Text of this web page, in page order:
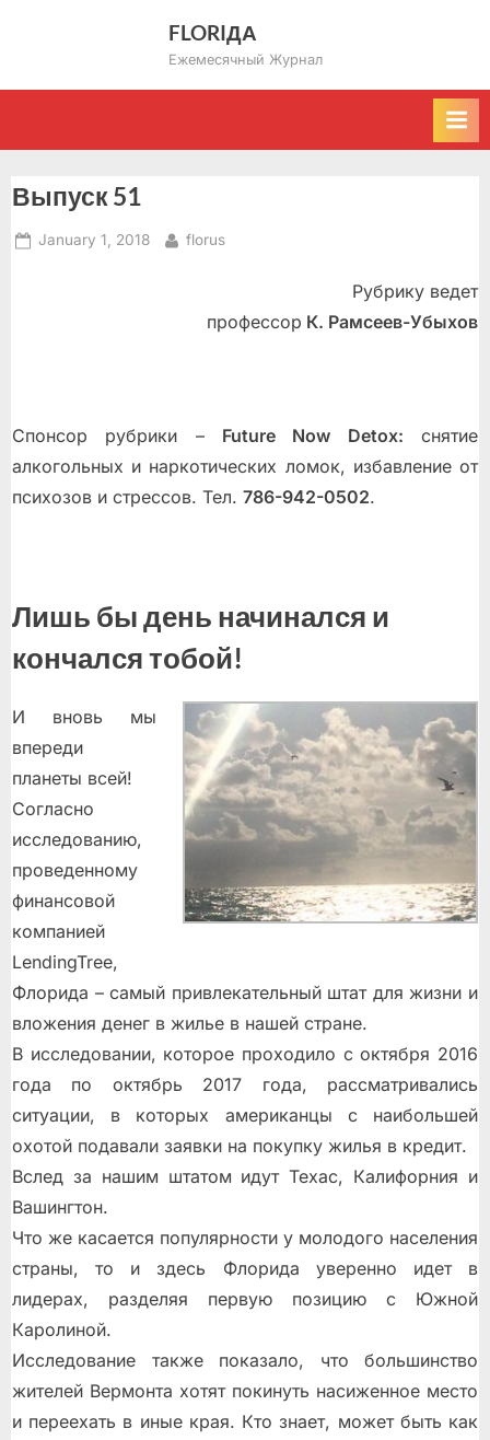
FLORIДА
Ежемесячный Журнал
Выпуск 51
Posted
January 1, 2018 By
florus
Рубрику ведет
профессор К. Рамсеев-Убыхов
Спонсор рубрики – Future Now Detox: снятие
алкогольных и наркотических ломок, избавление от
психозов и стрессов. Тел. 786-942-0502.
Лишь бы день начинался и
кончался тобой!
И вновь мы
впереди
планеты всей!
Согласно
исследованию,
проведенному
финансовой
компанией
LendingTree,
Флорида – самый привлекательный штат для жизни и
вложения денег в жилье в нашей стране.
В исследовании, которое проходило с октября 2016
года по октябрь 2017 года, рассматривались
ситуации, в которых американцы с наибольшей
охотой подавали заявки на покупку жилья в кредит.
Вслед за нашим штатом идут Техас, Калифорния и
Вашингтон.
Что же касается популярности у молодого населения
страны, то и здесь Флорида уверенно идет в
лидерах, разделяя первую позицию с Южной
Каролиной.
Исследование также показало, что большинство
жителей Вермонта хотят покинуть насиженное место
и переехать в иные края. Кто знает, может быть как